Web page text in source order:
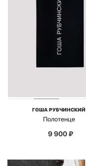
ГОША РУБЧИНСКИЙ
Полотенце
9 900₽